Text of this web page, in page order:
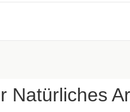
Copolymer, Peg-120
Tetra Sodium EDTA, Sodium
Natürliches